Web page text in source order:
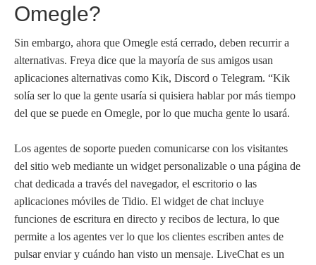
Omegle?
Sin embargo, ahora que Omegle está cerrado, deben recurrir a
alternativas. Freya dice que la mayoría de sus amigos usan
aplicaciones alternativas como Kik, Discord o Telegram. “Kik
solía ser lo que la gente usaría si quisiera hablar por más tiempo
del que se puede en Omegle, por lo que mucha gente lo usará.
Los agentes de soporte pueden comunicarse con los visitantes
del sitio web mediante un widget personalizable o una página de
chat dedicada a través del navegador, el escritorio o las
aplicaciones móviles de Tidio. El widget de chat incluye
funciones de escritura en directo y recibos de lectura, lo que
permite a los agentes ver lo que los clientes escriben antes de
pulsar enviar y cuándo han visto un mensaje. LiveChat es un